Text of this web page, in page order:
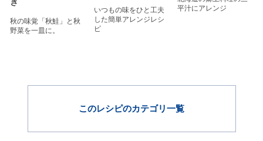
秋の味覚「秋鮭」と秋
野菜を一皿に。
いつもの味をひと工夫
した簡単アレンジレシ
ピ
平汁にアレンジ
このレシピのカテゴリ一覧